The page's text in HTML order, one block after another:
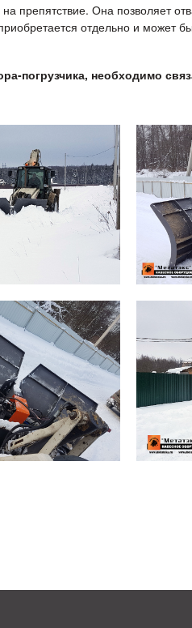
препятствие. Она позволяет
отдельно и может
погрузчика, необходимо